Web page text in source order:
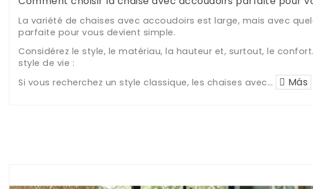
La variété de chaises avec accoudoirs est large, mais avec
parfaite pour vous devient simple.
Considérez le style, le matériau, la hauteur et, surtout, le
style de vie :
Si vous recherchez un style classique, les chaises avec… Más